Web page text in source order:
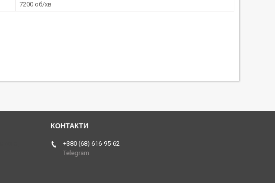
7200 об/хв
+380 (68) 616-95-62
Telegram